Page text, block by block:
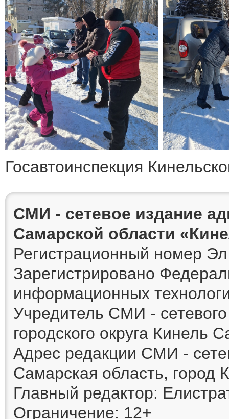
Госавтоинспекция
СМИ - сетевое издание
Самарской области
Регистрационный номер
Зарегистрировано
информационных
Учредитель СМИ -
городского округа Кинель
Адрес редакции СМИ -
Самарская область, город
Главный редактор:
Ограничение: 12+